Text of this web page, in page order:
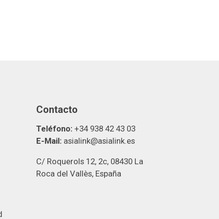
Contacto
Teléfono: +34 938 42 43 03
E-Mail: asialink@asialink.es
C/ Roquerols 12, 2c, 08430 La
Roca del Vallès, España